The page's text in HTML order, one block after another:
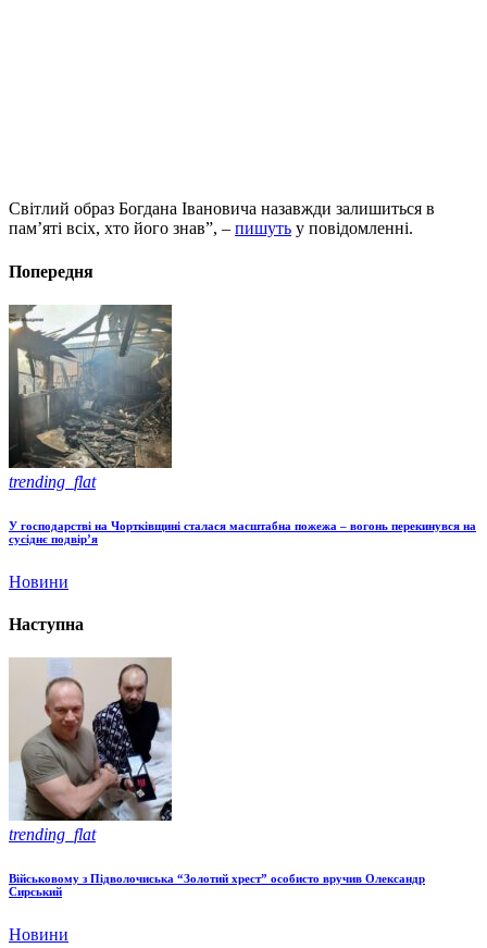
Світлий образ Богдана Івановича назавжди залишиться в
пам’яті всіх, хто його знав”, – пишуть у повідомленні.
Попередня
trending_flat
У господарстві на Чортківщині сталася масштабна пожежа – вогонь перекинувся на
сусіднє подвір’я
Новини
Наступна
trending_flat
Військовому з Підволочиська “Золотий хрест” особисто вручив Олександр
Сирський
Новини